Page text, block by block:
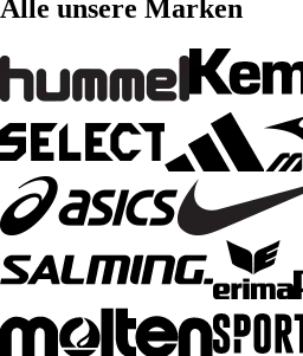
Alle unsere Marken